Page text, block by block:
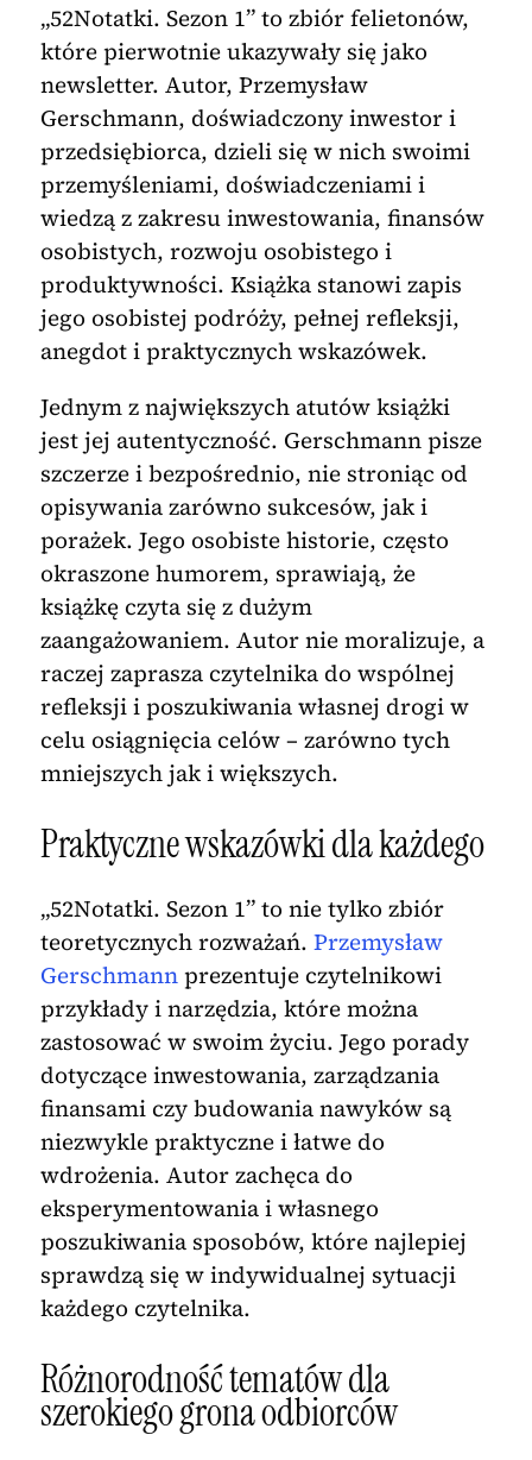
„52Notatki. Sezon 1” to zbiór felietonów,
które pierwotnie ukazywały się jako
newsletter. Autor, Przemysław
Gerschmann, doświadczony inwestor i
przedsiębiorca, dzieli się w nich swoimi
przemyśleniami, doświadczeniami i
wiedzą z zakresu inwestowania, finansów
osobistych, rozwoju osobistego i
produktywności. Książka stanowi zapis
jego osobistej podróży, pełnej refleksji,
anegdot i praktycznych wskazówek.
Jednym z największych atutów książki
jest jej autentyczność. Gerschmann pisze
szczerze i bezpośrednio, nie stroniąc od
opisywania zarówno sukcesów, jak i
porażek. Jego osobiste historie, często
okraszone humorem, sprawiają, że
książkę czyta się z dużym
zaangażowaniem. Autor nie moralizuje, a
raczej zaprasza czytelnika do wspólnej
refleksji i poszukiwania własnej drogi w
celu osiągnięcia celów – zarówno tych
mniejszych jak i większych.
Praktyczne wskazówki dla każdego
„52Notatki. Sezon 1” to nie tylko zbiór
teoretycznych rozważań. Przemysław
Gerschmannprezentuje czytelnikowi
przykłady i narzędzia, które można
zastosować w swoim życiu. Jego porady
dotyczące inwestowania, zarządzania
finansami czy budowania nawyków są
niezwykle praktyczne i łatwe do
wdrożenia. Autor zachęca do
eksperymentowania i własnego
poszukiwania sposobów, które najlepiej
sprawdzą się w indywidualnej sytuacji
każdego czytelnika.
Różnorodność tematów dla
szerokiego grona odbiorców